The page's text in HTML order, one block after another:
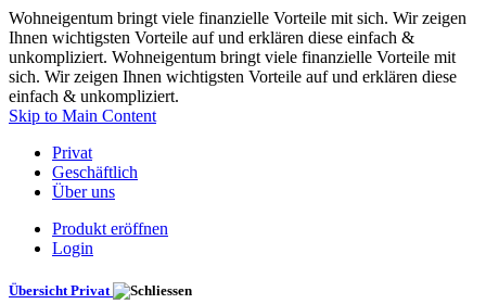
Wohneigentum bringt viele finanzielle Vorteile mit sich. Wir zeigen
Ihnen wichtigsten Vorteile auf und erklären diese einfach &
unkompliziert. Wohneigentum bringt viele finanzielle Vorteile mit
sich. Wir zeigen Ihnen wichtigsten Vorteile auf und erklären diese
einfach & unkompliziert.
Skip to Main Content
Privat
Geschäftlich
Über uns
Produkt eröffnen
Login
Übersicht Privat